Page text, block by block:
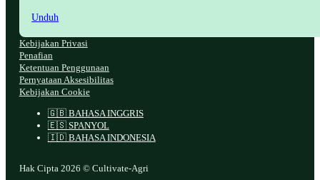
Unduh
Hak Cipta 2026 © Cultivate-Agri
🇬🇧 BAHASA INGGRIS
🇪🇸 SPANYOL
🇮🇩 BAHASA INDONESIA
Kebijakan Privasi
Penafian
Ketentuan Penggunaan
Pernyataan Aksesibilitas
Kebijakan Cookie